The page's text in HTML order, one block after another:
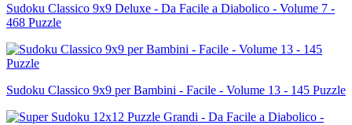
Sudoku Classico 9x9 Deluxe - Da Facile a Diabolico - Volume 7 -
468 Puzzle
Sudoku Classico 9x9 per Bambini - Facile - Volume 13 - 145 Puzzle